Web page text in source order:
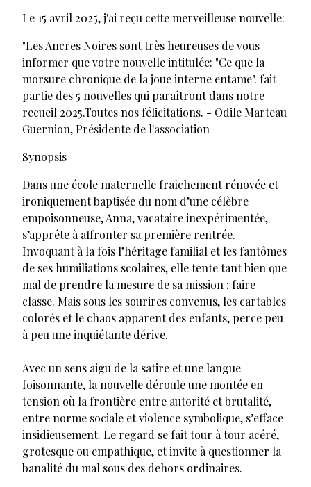
Le 15 avril 2025, j'ai reçu cette merveilleuse nouvelle:
"Les Ancres Noires sont très heureuses de vous
informer que votre nouvelle intitulée: "Ce que la
morsure chronique de la joue interne entame". fait
partie des 5 nouvelles qui paraîtront dans notre
recueil 2025.Toutes nos félicitations. - Odile Marteau
Guernion, Présidente de l'association
Synopsis
Dans une école maternelle fraîchement rénovée et
ironiquement baptisée du nom d’une célèbre
empoisonneuse, Anna, vacataire inexpérimentée,
s’apprête à affronter sa première rentrée.
Invoquant à la fois l’héritage familial et les fantômes
de ses humiliations scolaires, elle tente tant bien que
mal de prendre la mesure de sa mission : faire
classe. Mais sous les sourires convenus, les cartables
colorés et le chaos apparent des enfants, perce peu
à peu une inquiétante dérive.
Avec un sens aigu de la satire et une langue
foisonnante, la nouvelle déroule une montée en
tension où la frontière entre autorité et brutalité,
entre norme sociale et violence symbolique, s’efface
insidieusement. Le regard se fait tour à tour acéré,
grotesque ou empathique, et invite à questionner la
banalité du mal sous des dehors ordinaires.